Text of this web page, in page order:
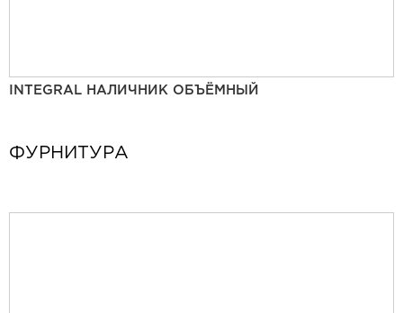
INTEGRAL НАЛИЧНИК ОБЪЁМНЫЙ
ФУРНИТУРА